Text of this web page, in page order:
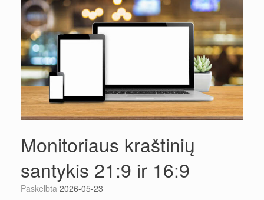
Monitoriaus kraštinių
santykis 21:9 ir 16:9
Paskelbta 2026-05-23